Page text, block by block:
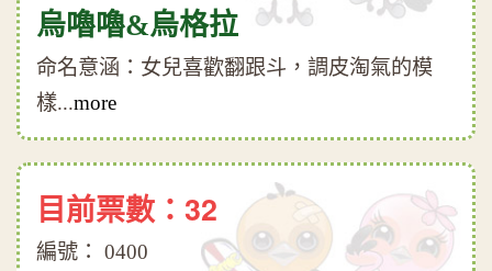
烏嚕嚕&烏格拉
命名意涵：女兒喜歡翻跟斗，調皮淘氣的模
樣...more
目前票數：32
編號： 0400